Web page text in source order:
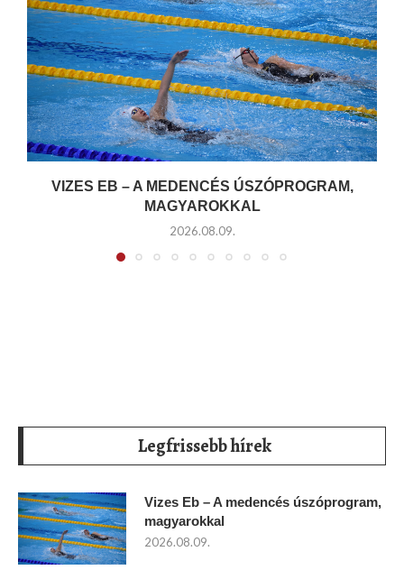
VIZES EB – A MEDENCÉS ÚSZÓPROGRAM,
MAGYAROKKAL
2026.08.09.
Legfrissebb hírek
Vizes Eb – A medencés úszóprogram,
magyarokkal
2026.08.09.